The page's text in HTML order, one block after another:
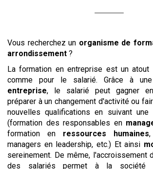
Vous recherchez un organisme de
arrondissement ?
La formation en entreprise est un atout
comme pour le salarié. Grâce à
entreprise, le salarié peut gagner
préparer à un changement d'activité ou
nouvelles qualifications en suivant une
(formation des responsables en
formation en ressources humaines
managers en leadership, etc.) Et ainsi
sereinement. De même, l'accroissement
des salariés permet à la société